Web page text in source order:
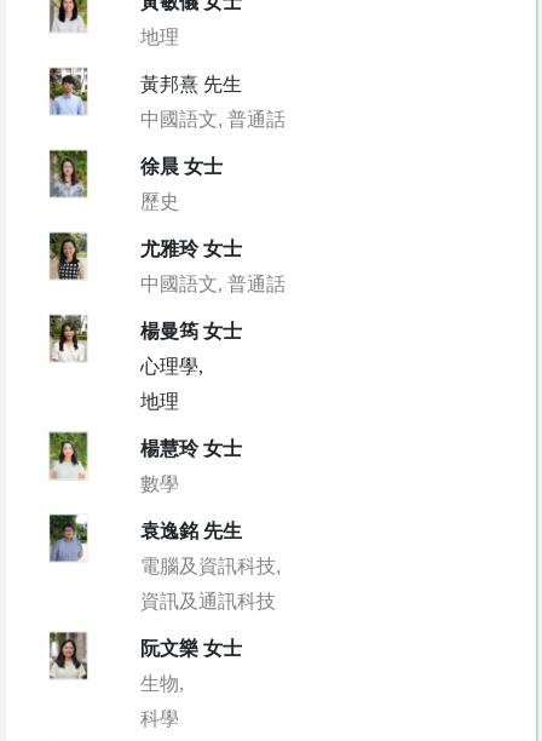
地理
黃邦熹 先生
中國語文, 普通話
徐晨 女士
歷史
尤雅玲 女士
中國語文, 普通話
楊曼筠 女士
心理學,
地理
楊慧玲 女士
數學
袁逸銘 先生
電腦及資訊科技,
資訊及通訊科技
阮文樂 女士
生物,
科學